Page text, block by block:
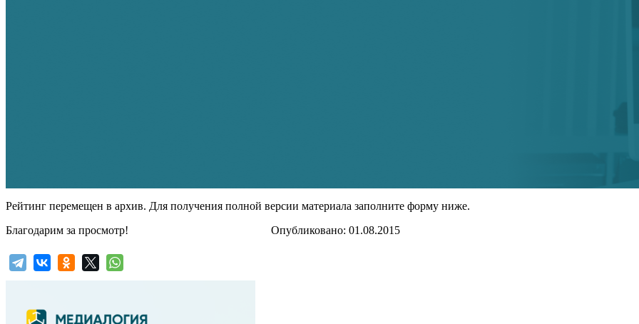
Рейтинг перемещен в архив. Для получения полной версии материала заполните форму ниже.
Благодарим за просмотр!
Опубликовано: 01.08.2015